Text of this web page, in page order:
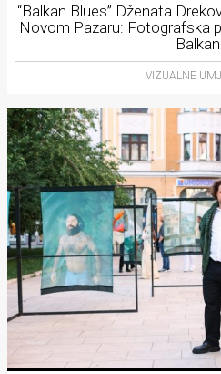
“Balkan Blues” Dženata
Novom Pazaru: Fotografska
VIZUALNE